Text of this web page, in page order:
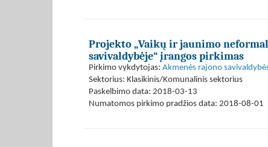
Projekto „Vaikų ir jaunimo
savivaldybėje“ įrangos pirkimas
Pirkimo vykdytojas: Akmenės rajono
Sektorius: Klasikinis/Komunalinis sektorius
Paskelbimo data: 2018-03-13
Numatomos pirkimo pradžios data: 2018-08-01